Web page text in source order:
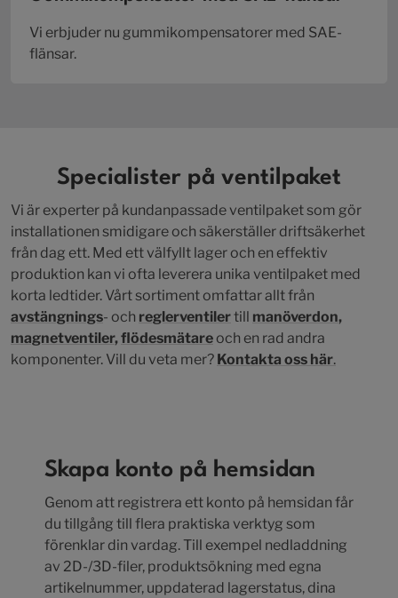
Vi erbjuder nu gummikompensatorer med SAE-
flänsar.
Specialister på ventilpaket
Vi är experter på kundanpassade ventilpaket som gör
installationen smidigare och säkerställer driftsäkerhet
från dag ett. Med ett välfyllt lager och en effektiv
produktion kan vi ofta leverera unika ventilpaket med
korta ledtider. Vårt sortiment omfattar allt från
avstängnings- och reglerventilertill manöverdon,
magnetventiler,flödesmätare och en rad andra
komponenter. Vill du veta mer? Kontakta oss här.
Skapa konto på hemsidan
Genom att registrera ett konto på hemsidan får
du tillgång till flera praktiska verktyg som
förenklar din vardag. Till exempel nedladdning
av 2D-/3D-filer, produktsökning med egna
artikelnummer, uppdaterad lagerstatus, dina